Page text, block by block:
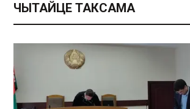
ЧЫТАЙЦЕ ТАКСАМА